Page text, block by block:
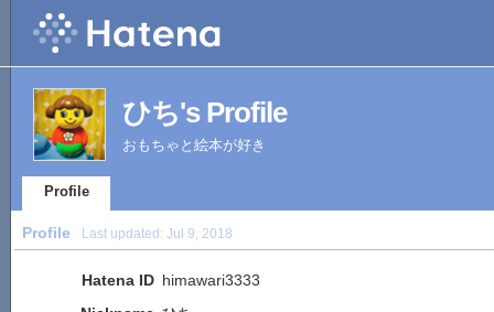
ひち's Profile
おもちゃと絵本が好き
Profile
Profile Last updated: Jul 9, 2018
Hatena ID himawari3333